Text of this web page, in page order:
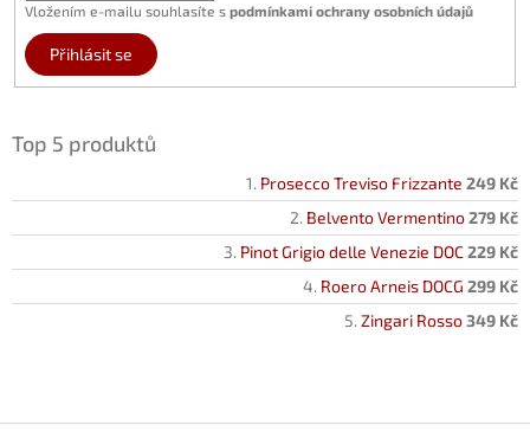
Vložením e-mailu souhlasíte s podmínkami ochrany osobních údajů
Přihlásit se
Top 5 produktů
Prosecco Treviso Frizzante 249 Kč
Belvento Vermentino279 Kč
Pinot Grigio delle Venezie DOC229 Kč
Roero Arneis DOCG 299 Kč
Zingari Rosso349 Kč